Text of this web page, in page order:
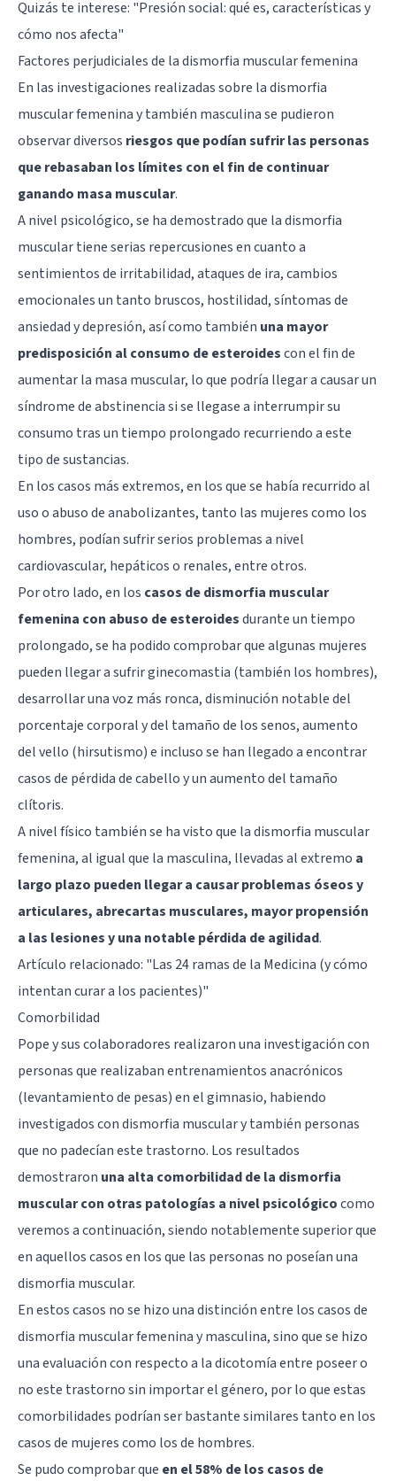
Quizás te interese: "Presión social: qué es, características y
cómo nos afecta"
Factores perjudiciales de la dismorfia muscular femenina
En las investigaciones realizadas sobre la dismorfia
muscular femenina y también masculina se pudieron
observar diversos riesgos que podían sufrir las personas
que rebasaban los límites con el fin de continuar
ganando masa muscular.
A nivel psicológico, se ha demostrado que la dismorfia
muscular tiene serias repercusiones en cuanto a
sentimientos de irritabilidad, ataques de ira, cambios
emocionales un tanto bruscos, hostilidad, síntomas de
ansiedad y depresión, así como también una mayor
predisposición al consumo de esteroidescon el fin de
aumentar la masa muscular, lo que podría llegar a causar un
síndrome de abstinencia si se llegase a interrumpir su
consumo tras un tiempo prolongado recurriendo a este
tipo de sustancias.
En los casos más extremos, en los que se había recurrido al
uso o abuso de anabolizantes, tanto las mujeres como los
hombres, podían sufrir serios problemas a nivel
cardiovascular, hepáticos o renales, entre otros.
Por otro lado, en los casos de dismorfia muscular
femenina con abuso de esteroidesdurante un tiempo
prolongado, se ha podido comprobar que algunas mujeres
pueden llegar a sufrir ginecomastia (también los hombres),
desarrollar una voz más ronca, disminución notable del
porcentaje corporal y del tamaño de los senos, aumento
del vello (hirsutismo) e incluso se han llegado a encontrar
casos de pérdida de cabello y un aumento del tamaño
clítoris.
A nivel físico también se ha visto que la dismorfia muscular
femenina, al igual que la masculina, llevadas al extremo a
largo plazo pueden llegar a causar problemas óseos y
articulares, abrecartas musculares, mayor propensión
a las lesiones y una notable pérdida de agilidad.
Artículo relacionado: "Las 24 ramas de la Medicina (y cómo
intentan curar a los pacientes)"
Comorbilidad
Pope y sus colaboradores realizaron una investigación con
personas que realizaban entrenamientos anacrónicos
(levantamiento de pesas) en el gimnasio, habiendo
investigados con dismorfia muscular y también personas
que no padecían este trastorno. Los resultados
demostraron una alta comorbilidad de la dismorfia
muscular con otras patologías a nivel psicológicocomo
veremos a continuación, siendo notablemente superior que
en aquellos casos en los que las personas no poseían una
dismorfia muscular.
En estos casos no se hizo una distinción entre los casos de
dismorfia muscular femenina y masculina, sino que se hizo
una evaluación con respecto a la dicotomía entre poseer o
no este trastorno sin importar el género, por lo que estas
comorbilidades podrían ser bastante similares tanto en los
casos de mujeres como los de hombres.
Se pudo comprobar que en el 58% de los casos de